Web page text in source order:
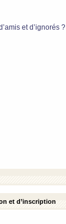
et d’ignorés ?
et d’inscription